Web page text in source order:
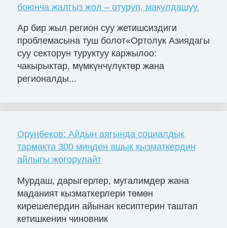
боюнча жалгыз жол – отуруп, макулдашуу.
Ар бир жыл регион суу жетишсиздиги
проблемасына туш болот«Ортолук Азиядагы
суу секторун туруктуу каржылоо:
чакырыктар, мүмкүнчүлүктөр жана
регионалды...
Орунбеков: Айдын аягында социалдык
тармакта 300 миңден ашык кызматкердин
айлыгы жогорулайт
Мурдаш, дарыгерлер, мугалимдер жана
маданият кызматкерлери төмөн
кирешелердин айынан кесиптерин таштап
кетишкенин чиновник